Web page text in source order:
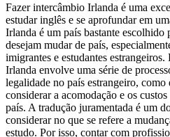
Fazer intercâmbio Irlanda é uma
estudar inglês e se aprofundar em
Irlanda é um país bastante escolhido
desejam mudar de país,
imigrantes e estudantes
Irlanda envolve uma série de
legalidade no país estrangeiro,
considerar a acomodação e os
país. A tradução juramentada é um
considerar no que se refere a
estudo. Por isso, contar com